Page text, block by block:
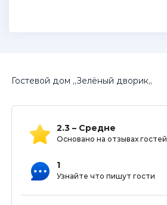
Гостевой дом ,,Зелёный дворик,,
2.3 – Средне
Основано на отзывах гостей
1
Узнайте что пишут гости